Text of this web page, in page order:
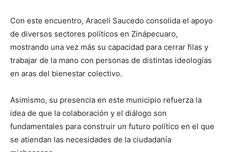
Con este encuentro, Araceli Saucedo consolida el apoyo
de diversos sectores políticos en Zinápecuaro,
mostrando una vez más su capacidad para cerrar filas y
trabajar de la mano con personas de distintas ideologías
en aras del bienestar colectivo.
Asimismo, su presencia en este municipio refuerza la
idea de que la colaboración y el diálogo son
fundamentales para construir un futuro político en el que
se atiendan las necesidades de la ciudadanía